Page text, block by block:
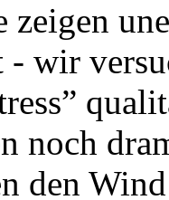
zeigen
- wir
noch
den